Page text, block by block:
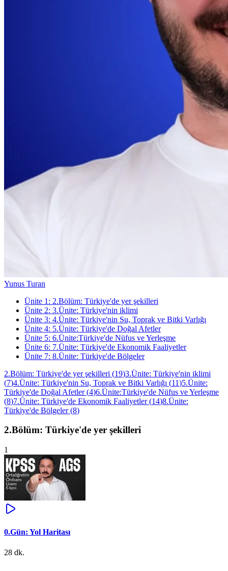
Yunus Turan
Ünite 1 : 2.Bölüm: Türkiye'de yer şekilleri
Ünite 2: 3.Ünite: Türkiye'nin iklimi
Ünite 3: 4.Ünite: Türkiye'nin Su, Toprak ve Bitki Varlığı
Ünite 4: 5.Ünite: Türkiye'de Doğal Afetler
Ünite 5: 6.Ünite:Türkiye'de Nüfus ve Yerleşme
Ünite 6: 7.Ünite: Türkiye'de Ekonomik Faaliyetler
Ünite 7: 8.Ünite: Türkiye'de Bölgeler
2.Bölüm: Türkiye'de yer şekilleri (19)3.Ünite: Türkiye'nin iklimi
(7)4.Ünite: Türkiye'nin Su, Toprak ve Bitki Varlığı (11)5.Ünite:
Türkiye'de Doğal Afetler(4)6.Ünite:Türkiye'de Nüfus ve Yerleşme
(8)7.Ünite: Türkiye'de Ekonomik Faaliyetler(14)8.Ünite:
Türkiye'de Bölgeler(8)
2.Bölüm: Türkiye'de yer şekilleri
1
0.Gün: Yol Haritası
28 dk.